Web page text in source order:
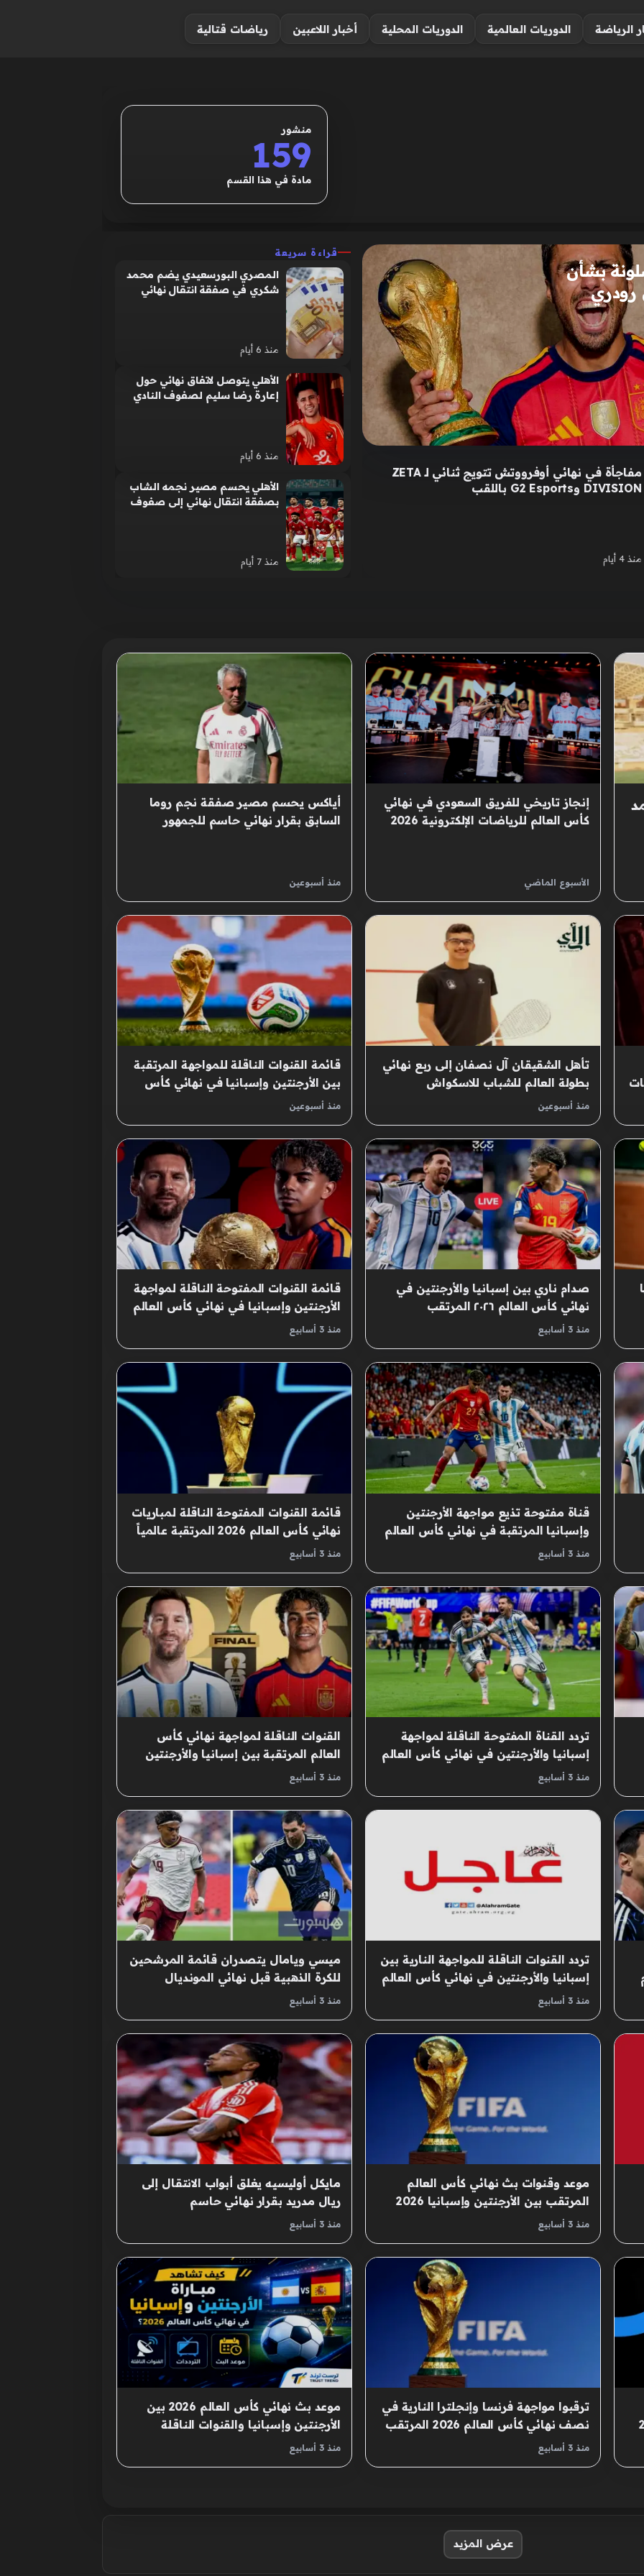
الرياضة الدوريات العالمية الدوريات المحلية أخبار اللاعبين رياضات قتالية
منشور
159
مادة في هذا القسم
بشأن
رودري
مفاجأة في نهائي أوفرووتش تتويج ثنائي لـ ZETA
DIVISION وG2 Esports باللقب
منذ 4 أيام
قراءة سريعة
المصري البورسعيدي يضم محمد
شكري في صفقة انتقال نهائي
منذ 6 أيام
الأهلي يتوصل لاتفاق نهائي حول
إعارة رضا سليم لصفوف النادي
منذ 6 أيام
الأهلي يحسم مصير نجمه الشاب
بصفقة انتقال نهائي إلى صفوف
منذ 7 أيام
إنجاز تاريخي للفريق السعودي في نهائي
كأس العالم للرياضات الإلكترونية 2026
الأسبوع الماضي
أياكس يحسم مصير صفقة نجم روما
السابق بقرار نهائي حاسم للجمهور
منذ أسبوعين
تأهل الشقيقان آل نصفان إلى ربع نهائي
بطولة العالم للشباب للاسكواش
منذ أسبوعين
قائمة القنوات الناقلة للمواجهة المرتقبة
بين الأرجنتين وإسبانيا في نهائي كأس
العالم
منذ أسبوعين
صدام ناري بين إسبانيا والأرجنتين في
نهائي كأس العالم ٢٠٢٦ المرتقب
منذ 3 أسابيع
قائمة القنوات المفتوحة الناقلة لمواجهة
الأرجنتين وإسبانيا في نهائي كأس العالم
2026منذ 3 أسابيع
قناة مفتوحة تذيع مواجهة الأرجنتين
وإسبانيا المرتقبة في نهائي كأس العالم
منذ 3 أسابيع
قائمة القنوات المفتوحة الناقلة لمباريات
نهائي كأس العالم 2026 المرتقبة عالمياً
منذ 3 أسابيع
تردد القناة المفتوحة الناقلة لمواجهة
إسبانيا والأرجنتين في نهائي كأس العالم
2026منذ 3 أسابيع
القنوات الناقلة لمواجهة نهائي كأس
العالم المرتقبة بين إسبانيا والأرجنتين
منذ 3 أسابيع
تردد القنوات الناقلة للمواجهة النارية بين
إسبانيا والأرجنتين في نهائي كأس العالم
2026منذ 3 أسابيع
ميسي ويامال يتصدران قائمة المرشحين
للكرة الذهبية قبل نهائي المونديال
المرتقبمنذ 3 أسابيع
موعد وقنوات بث نهائي كأس العالم
المرتقب بين الأرجنتين وإسبانيا 2026
منذ 3 أسابيع
مايكل أوليسيه يغلق أبواب الانتقال إلى
ريال مدريد بقرار نهائي حاسم
منذ 3 أسابيع
ترقبوا مواجهة فرنسا وإنجلترا النارية في
نصف نهائي كأس العالم 2026 المرتقب
منذ 3 أسابيع
موعد بث نهائي كأس العالم 2026 بين
الأرجنتين وإسبانيا والقنوات الناقلة
للمواجهةمنذ 3 أسابيع
عرض المزيد